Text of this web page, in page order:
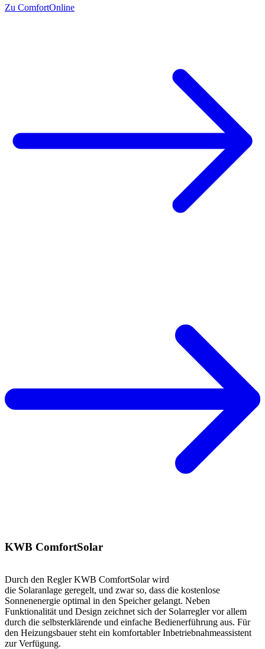
Zu ComfortOnline
KWB ComfortSolar
Durch den Regler KWB ComfortSolar wird
die Solaranlage geregelt, und zwar so, dass die kostenlose
Sonnenenergie optimal in den Speicher gelangt. Neben
Funktionalität und Design zeichnet sich der Solarregler vor allem
durch die selbsterklärende und einfache Bedienerführung aus. Für
den Heizungsbauer steht ein komfortabler Inbetriebnahmeassistent
zur Verfügung.